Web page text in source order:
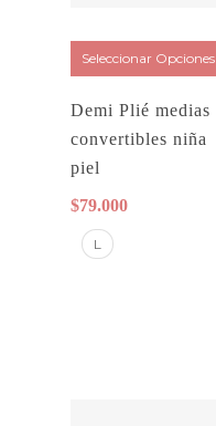
Seleccionar Opciones
Demi Plié medias
convertibles niña
piel
$79.000
L